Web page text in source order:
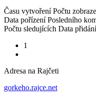
Času vytvoření Počtu
Data pořízení Posledního
Počtu sledujících Data přidání
1
Adresa na Rajčeti
gorkeho.rajce.net